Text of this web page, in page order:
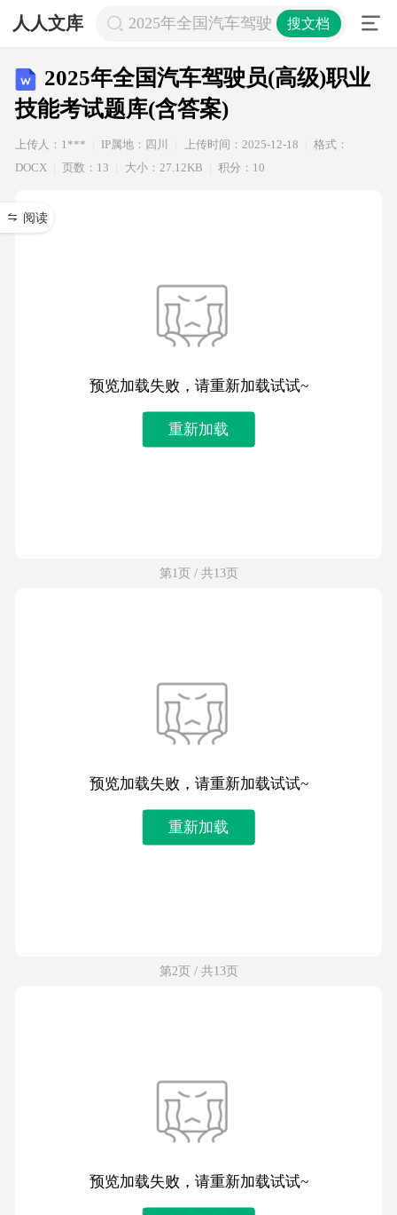
人人文库 2025年全国汽车驾驶员(高级)职业技
搜文档
2025年全国汽车驾驶员(高级)职业
技能考试题库(含答案)
上传人：1*** IP属地：四川 上传时间：2025-12-18
格式：
DOCX
页数：13 大小：27.12KB 积分：10
阅读
预览加载失败，请重新加载试试~
重新加载
第1页 / 共13页
预览加载失败，请重新加载试试~
重新加载
第2页 / 共13页
预览加载失败，请重新加载试试~